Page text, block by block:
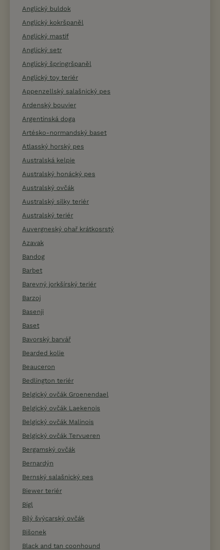
Anglický buldok
Anglický kokršpaněl
Anglický mastif
Anglický setr
Anglický špringršpaněl
Anglický toy teriér
Appenzellský salašnický pes
Ardenský bouvier
Argentinská doga
Artésko-normandský baset
Atlasský horský pes
Australská kelpie
Australský honácký pes
Australský ovčák
Australský silky teriér
Australský teriér
Auvergneský ohař krátkosrstý
Azavak
Bandog
Barbet
Barevný jorkšírský teriér
Barzoj
Basenji
Baset
Bavorský barvář
Bearded kolie
Beauceron
Bedlington teriér
Belgický ovčák Groenendael
Belgický ovčák Laekenois
Belgický ovčák Malinois
Belgický ovčák Tervueren
Bergamský ovčák
Bernardýn
Bernský salašnický pes
Biewer teriér
Bígl
Bílý švýcarský ovčák
Bišonek
Black and tan coonhound